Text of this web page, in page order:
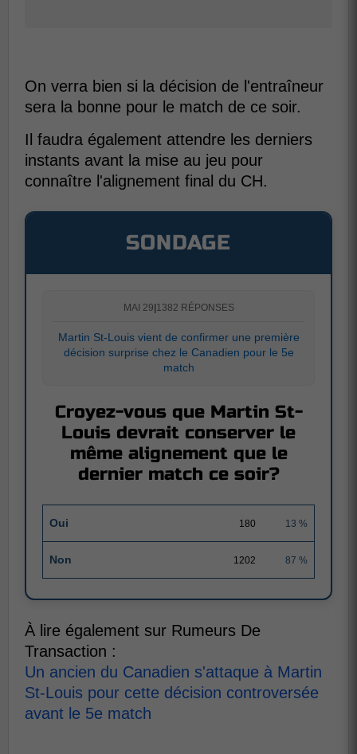
On verra bien si la décision de l'entraîneur
sera la bonne pour le match de ce soir.
Il faudra également attendre les derniers
instants avant la mise au jeu pour
connaître l'alignement final du CH.
SONDAGE
MAI 29 1382 RÉPONSES
Martin St-Louis vient de confirmer une première
décision surprise chez le Canadien pour le 5e
match
Croyez-vous que Martin St-
Louis devrait conserver le
même alignement que le
dernier match ce soir?
Oui 180 13 %
Non 1202 87 %
À lire également sur Rumeurs De
Transaction :
Un ancien du Canadien s'attaque à Martin
St-Louis pour cette décision controversée
avant le 5e match